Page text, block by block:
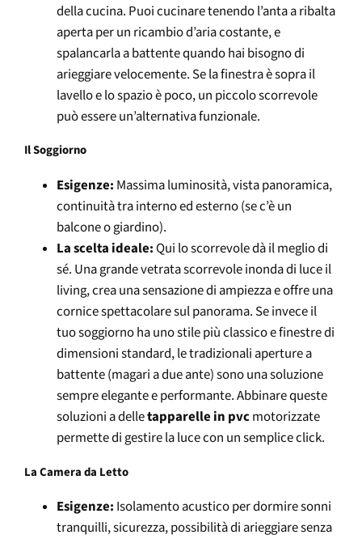
della cucina. Puoi cucinare tenendo l’anta a ribalta
aperta per un ricambio d’aria costante, e
spalancarla a battente quando hai bisogno di
arieggiare velocemente. Se la finestra è sopra il
lavello e lo spazio è poco, un piccolo scorrevole
può essere un’alternativa funzionale.
Il Soggiorno
Esigenze: Massima luminosità, vista panoramica,
continuità tra interno ed esterno (se c’è un
balcone o giardino).
La scelta ideale:Qui lo scorrevole dà il meglio di
sé. Una grande vetrata scorrevole inonda di luce il
living, crea una sensazione di ampiezza e offre una
cornice spettacolare sul panorama. Se invece il
tuo soggiorno ha uno stile più classico e finestre di
dimensioni standard, le tradizionali aperture a
battente (magari a due ante) sono una soluzione
sempre elegante e performante. Abbinare queste
soluzioni a delletapparelle in pvcmotorizzate
permette di gestire la luce con un semplice click.
La Camera da Letto
Esigenze: Isolamento acustico per dormire sonni
tranquilli, sicurezza, possibilità di arieggiare senza